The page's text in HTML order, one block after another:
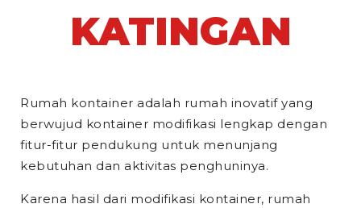
KATINGAN
Rumah kontainer adalah rumah inovatif yang
berwujud kontainer modifikasi lengkap dengan
fitur-fitur pendukung untuk menunjang
kebutuhan dan aktivitas penghuninya.
Karena hasil dari modifikasi kontainer, rumah